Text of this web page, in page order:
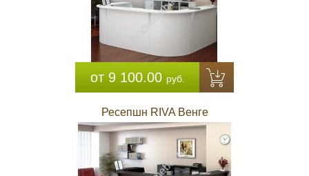
от 9 100.00 руб.
Ресепшн RIVA Венге